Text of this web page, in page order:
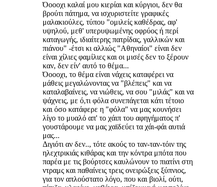
Όοοοχι καλαί μου κιερίαι και κύργιοι, δεν θα
βρούτι πάτημα, να ισχυριστείτε γραφικές
μαλακιούλες, τύπου "ομιλείς καθέδρας, αφ'
υψηλού, μεθ' υπερυψωμένης οφρύος ή περί
καταγωγής, ιδιαίτερης πατρίδας, γαλλικών και
πιάνου" -έτσι κι αλλιώς "Αθηναίοι" είναι δεν
είναι χίλιες φαμίλιες και οι μισές δεν το ξέρουν
καν, δεν είν' αυτό το θέμα...
Όοοοχι, το θέμα είναι νάχεις καταφέρει να
μάθεις μεγαλώνοντας να "βλέπεις" και να
καταλαβαίνεις, να νιώθεις, να σου "μιλάς" και να
ψάχνεις, με ό,τι φόλα συνεπάγεται κάτι τέτοιο
και όσο κατάφερε η "φόλα" να μας κουνήσει
λίγο το μυαλό απ' το χάιπ του αφηγήματος π'
γουστάρουμε να μας χαϊδεύει τα χάι-φάι αυτιά
μας...
Διγιότι αν δεν.., τότε ακούς το ταν-ταν-τόιν της
ηλεχτρικιάς κιθάρας και την κόντρα μπότα που
παρέα με τις βούρτσες καυλώνουν το πιατίνι στη
ντραμς και παθαίνεις τρεις ονειρώξεις ξύπνιος,
για τον απλούστατο λόγο, που και βιολί, ούτι,